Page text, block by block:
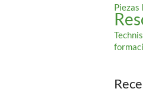
Piezas